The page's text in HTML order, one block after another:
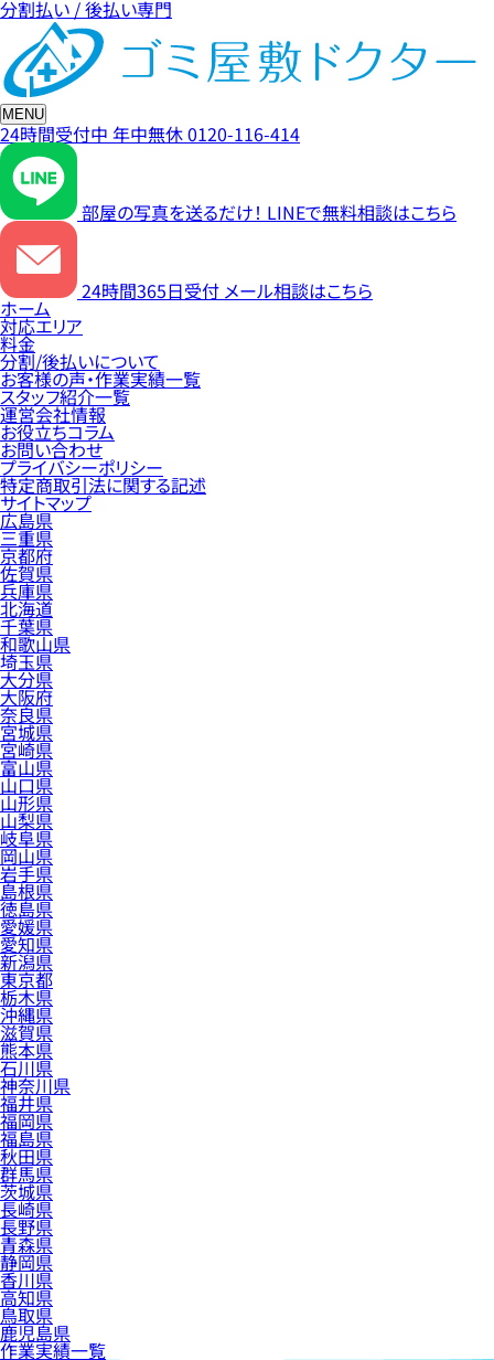
分割払い / 後払い専門
MENU
24時間受付中 年中無休0120-116-414
部屋の写真を送るだけ！ LINEで無料相談はこちら
24時間365日受付 メール相談はこちら
ホーム
対応エリア
料金
分割/後払いについて
お客様の声・作業実績一覧
スタッフ紹介一覧
運営会社情報
お役立ちコラム
お問い合わせ
プライバシーポリシー
特定商取引法に関する記述
サイトマップ
広島県
三重県
京都府
佐賀県
兵庫県
北海道
千葉県
和歌山県
埼玉県
大分県
大阪府
奈良県
宮城県
宮崎県
富山県
山口県
山形県
山梨県
岐阜県
岡山県
岩手県
島根県
徳島県
愛媛県
愛知県
新潟県
東京都
栃木県
沖縄県
滋賀県
熊本県
石川県
神奈川県
福井県
福岡県
福島県
秋田県
群馬県
茨城県
長崎県
長野県
青森県
静岡県
香川県
高知県
鳥取県
鹿児島県
作業実績一覧